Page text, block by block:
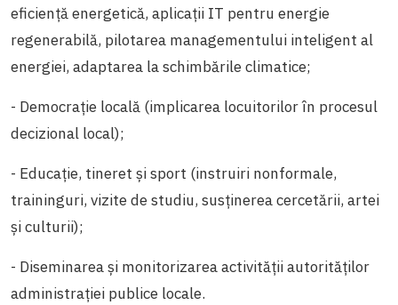
eficiență energetică, aplicaţii IT pentru energie
regenerabilă, pilotarea managementului inteligent al
energiei, adaptarea la schimbările climatice;
- Democraţie locală (implicarea locuitorilor în procesul
decizional local);
- Educaţie, tineret şi sport (instruiri nonformale,
traininguri, vizite de studiu, susținerea cercetării, artei
și culturii);
- Diseminarea și monitorizarea activităţii autorităţilor
administraţiei publice locale.